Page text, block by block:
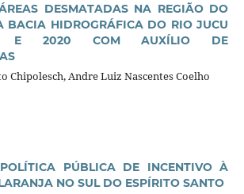
DESMATADAS NA REGIÃO DO
BACIA HIDROGRÁFICA DO RIO JUCU
E 2020 COM AUXÍLIO DE
Chipolesch, Andre Luiz Nascentes Coelho
PÚBLICA DE INCENTIVO À
NO SUL DO ESPÍRITO SANTO